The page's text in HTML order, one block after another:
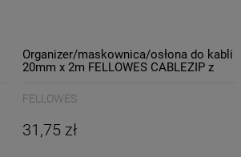
Organizer/maskownica/osłona do kabli
20mm x 2m FELLOWES CABLEZIP z
FELLOWES
31,75 zł